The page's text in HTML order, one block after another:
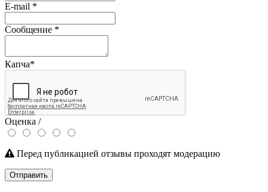
E-mail *
Сообщение *
Капча*
Оценка /
Перед публикацией отзывы проходят модерацию
Отправить